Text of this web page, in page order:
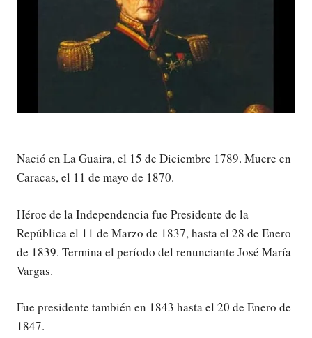
Nació en La Guaira, el 15 de Diciembre 1789. Muere en
Caracas, el 11 de mayo de 1870.
Héroe de la Independencia fue Presidente de la
República el 11 de Marzo de 1837, hasta el 28 de Enero
de 1839. Termina el período del renunciante José María
Vargas.
Fue presidente también en 1843 hasta el 20 de Enero de
1847.